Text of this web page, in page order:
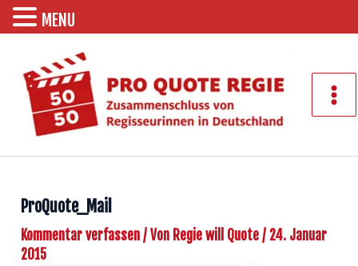
springen
ProQuote_Mail
Kommentar verfassen/ Von Regie will Quote/ 24. Januar
2015
MENU